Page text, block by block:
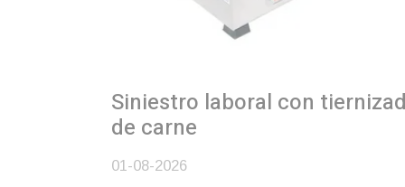
Siniestro laboral con tiernizadora
de carne